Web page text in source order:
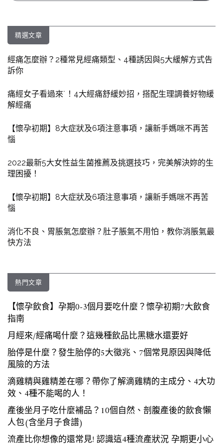
精選文章
經痛怎麼辦？2種常見經痛類型、4種誘因與5大緩解方式告
訴你
痛經女子看過來˙！4大經痛舒緩妙招，搭配生理調養好物緩
解經痛
【懷孕初期】8大症狀及6項注意事項，讓新手媽咪不再苦
惱
2022最新5大女性益生菌推薦及挑選技巧，完美解決妳的生
理困擾！
【懷孕初期】8大症狀及6項注意事項，讓新手媽咪不再苦
惱
消化不良、胃脹氣怎麼辦？肚子脹氣不用怕，教你消脹氣最
快方法
熱門文章
【懷孕飲食】孕期0-3個月要吃什麼？懷孕初期7大飲食
指南
月經來/經痛喝什麼？這幾種飲品比黑糖水還要好
胎停是什麼？發生胎停的5大徵兆、7個常見原因與降低
風險的方法
滴雞精與雞精差在哪？帶你了解滴雞精的主成分、4大功
效、4種不能喝的人！
產後坐月子吃什麼補品？10個自然、剖腹產後的飲食懶
人包(含坐月子食譜)
流產比你想像的還常見! 認識這4種流產狀況 孕期更小心